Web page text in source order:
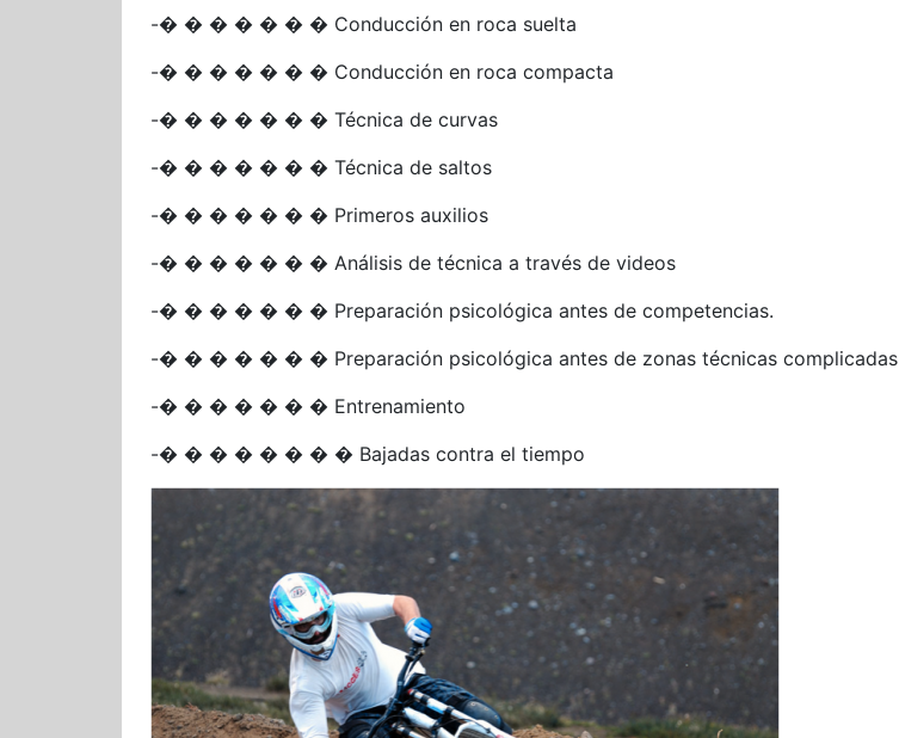
-� � � � � � � Conducción en roca suelta
-� � � � � � � Conducción en roca compacta
-� � � � � � � Técnica de curvas
-� � � � � � � Técnica de saltos
-� � � � � � � Primeros auxilios
-� � � � � � � Análisis de técnica a través de videos
-� � � � � � � Preparación psicológica antes de competencias.
-� � � � � � � Preparación psicológica antes de zonas técnicas complicadas
-� � � � � � � Entrenamiento
-� � � � � � � � Bajadas contra el tiempo